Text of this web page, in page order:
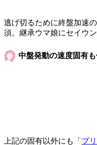
逃げ切るために終盤加速の
須。継承ウマ娘にセイウ
中盤発動の速度固有
上記の固有以外にも「 ブ